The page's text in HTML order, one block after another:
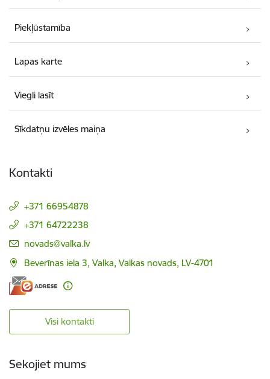
Piekļūstamība
Lapas karte
Viegli lasīt
Sīkdatņu izvēles maiņa
Kontakti
+371 66954878
+371 64722238
E-pasts:
novads@valka.lv
Beverīnas iela 3, Valka, Valkas novads, LV-4701
Visi kontakti
Sekojiet mums